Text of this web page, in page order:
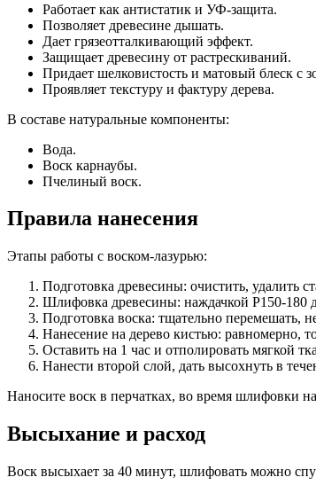
Работает как антистатик и УФ-защита.
Позволяет древесине дышать.
Дает грязеотталкивающий эффект.
Защищает древесину от растрескиваний.
Придает шелковистость и матовый блеск с
Проявляет текстуру и фактуру дерева.
В составе натуральные компоненты:
Вода.
Воск карнаубы.
Пчелиный воск.
Правила нанесения
Этапы работы с воском-лазурью:
Подготовка древесины: очистить, удалить
Шлифовка древесины: наждачкой Р150-180
Подготовка воска: тщательно перемешать,
Нанесение на дерево кистью: равномерно,
Оставить на 1 час и отполировать мягкой
Нанести второй слой, дать высохнуть в
Наносите воск в перчатках, во время шлифовки
Высыхание и расход
Воск высыхает за 40 минут, шлифовать можно